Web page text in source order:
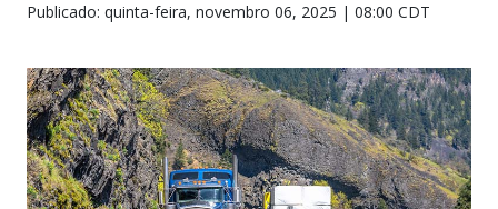
Publicado: quinta-feira, novembro 06, 2025 | 08:00 CDT